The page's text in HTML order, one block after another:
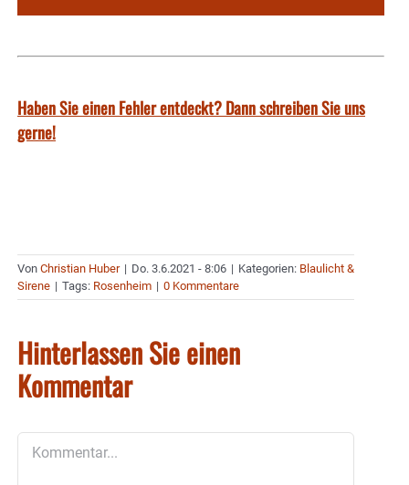
Haben Sie einen Fehler entdeckt? Dann schreiben Sie uns
gerne!
Von Christian Huber | Do. 3.6.2021 - 8:06 | Kategorien: Blaulicht &
Sirene | Tags: Rosenheim | 0 Kommentare
Hinterlassen Sie einen
Kommentar